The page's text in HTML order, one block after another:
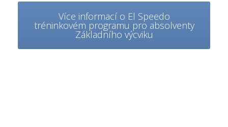
Více informací o El Speedo
tréninkovém programu pro absolventy
Základního výcviku